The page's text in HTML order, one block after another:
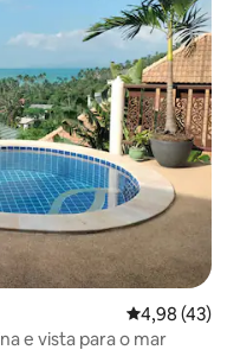
4,98 de uma
4,98 (43)
e vista para o mar